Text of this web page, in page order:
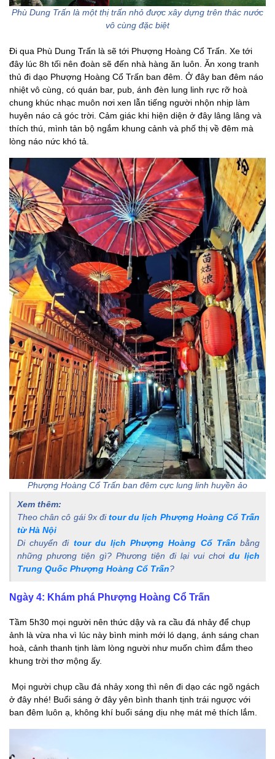
Phù Dung Trấn là một thị trấn nhỏ được xây dựng trên thác nước
vô cùng đặc biệt
Đi qua Phù Dung Trấn là sẽ tới Phượng Hoàng Cổ Trấn. Xe tới
đây lúc 8h tối nên đoàn sẽ đến nhà hàng ăn luôn. Ăn xong tranh
thủ đi dạo Phượng Hoàng Cổ Trấn ban đêm. Ở đây ban đêm náo
nhiệt vô cùng, có quán bar, pub, ánh đèn lung linh rực rỡ hoà
chung khúc nhạc muôn nơi xen lẫn tiếng người nhộn nhịp làm
huyên náo cả góc trời. Cảm giác khi hiện diện ở đây lâng lâng và
thích thú, mình tản bộ ngắm khung cảnh và phố thị về đêm mà
lòng náo nức khó tả.
Phượng Hoàng Cổ Trấn ban đêm cực lung linh huyền ảo
Xem thêm:
Theo chân cô gái 9x đitour du lịch Phượng Hoàng Cổ Trấn
từ Hà Nội
Di chuyển đi tour du lịch Phượng Hoàng Cổ Trấn bằng
những phương tiện gì? Phương tiện đi lại vui chơi du lịch
Trung Quốc Phượng Hoàng Cổ Trấn?
Ngày 4: Khám phá Phượng Hoàng Cổ Trấn
Tầm 5h30 mọi người nên thức dậy và ra cầu đá nhảy để chụp
ảnh là vừa nha vì lúc này bình minh mới ló dạng, ánh sáng chan
hoà, cảnh thanh tịnh làm lòng người như muốn chìm đắm theo
khung trời thơ mộng ấy.
Mọi người chụp cầu đá nhảy xong thì nên đi dạo các ngõ ngách
ở đây nhé! Buổi sáng ở đây yên bình thanh tịnh trái ngược với
ban đêm luôn ạ, không khí buổi sáng dịu nhẹ mát mẻ thích lắm.